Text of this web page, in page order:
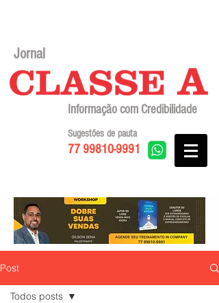
Jornal
Informação com Credibilidade
77 99810-9991
Sugestões de pauta
Post
Todos posts